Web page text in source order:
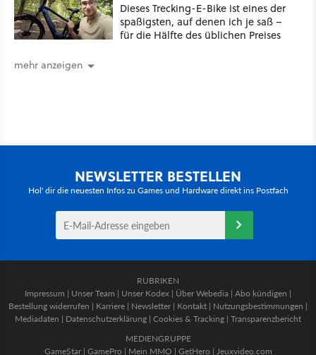
Dieses Trecking-E-Bike ist eines der
spaßigsten, auf denen ich je saß –
für die Hälfte des üblichen Preises
mehr anzeigen
NEWSLETTER BESTELLEN
Hol' dir die neuesten Infos zu Games und Hardware direkt ins Postfach
RUBRIKEN
Impressum | Unser Team | Unser Kodex | Über Webedia | Abo kündigen |
Bestellung widerrufen | Karriere | Newsletter | Kontakt | Nutzungsbestimmungen |
Mediadaten | Datenschutzerklärung | Cookies & Tracking | Transparenzbericht
MEDIENGRUPPE
GameStar| GamePro | Mein MMO | GetHero | Jeuxvideo.com